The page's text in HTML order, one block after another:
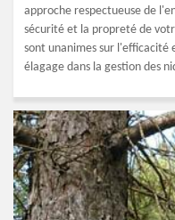
approche respectueuse de
sécurité et la propreté de
sont unanimes sur l'efficacité
élagage dans la gestion des